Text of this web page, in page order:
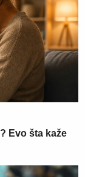
Evo šta kaže